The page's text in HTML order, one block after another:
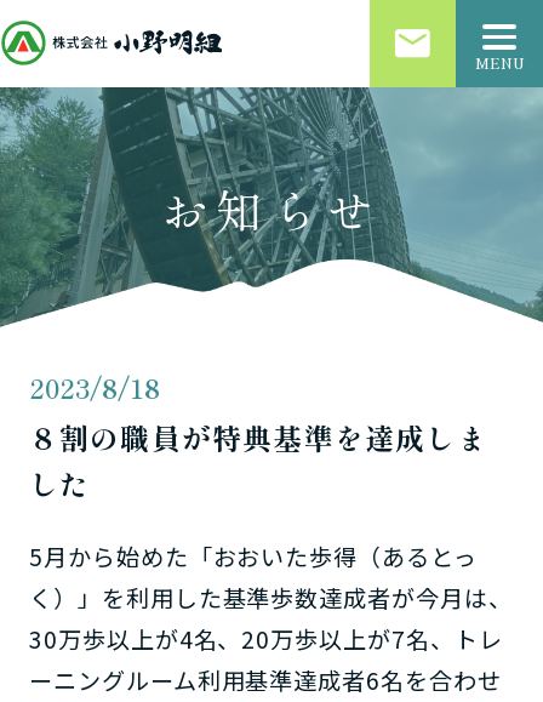
email MENU
お知らせ
2023/8/18
８割の職員が特典基準を達成しま
した
5月から始めた「おおいた歩得（あるとっ
く）」を利用した基準歩数達成者が今月は、
30万歩以上が4名、20万歩以上が7名、トレ
ーニングルーム利用基準達成者6名を合わせ